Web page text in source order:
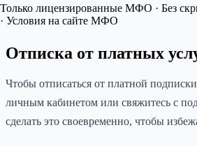
Только лицензированные МФО · Без
· Условия на сайте МФО
Отписка от платных
Чтобы отписаться от платной
личным кабинетом или свяжитесь с
сделать это своевременно, чтобы